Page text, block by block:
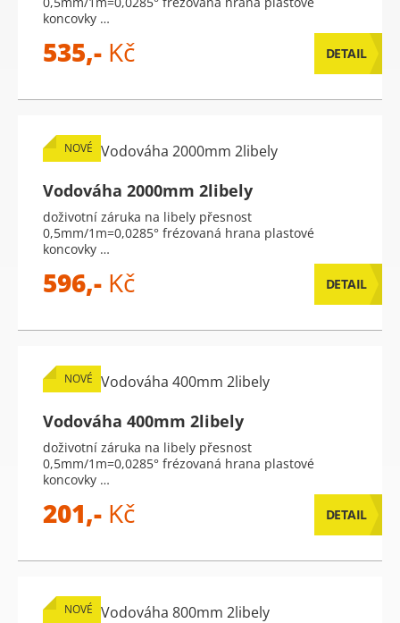
koncovky …
535,- Kč DETAIL
NOVÉ
Vodováha 2000mm 2libely
doživotní záruka na libely přesnost
0,5mm/1m=0,0285° frézovaná hrana plastové
koncovky …
596,- Kč DETAIL
NOVÉ
Vodováha 400mm 2libely
doživotní záruka na libely přesnost
0,5mm/1m=0,0285° frézovaná hrana plastové
koncovky …
201,- Kč DETAIL
NOVÉ